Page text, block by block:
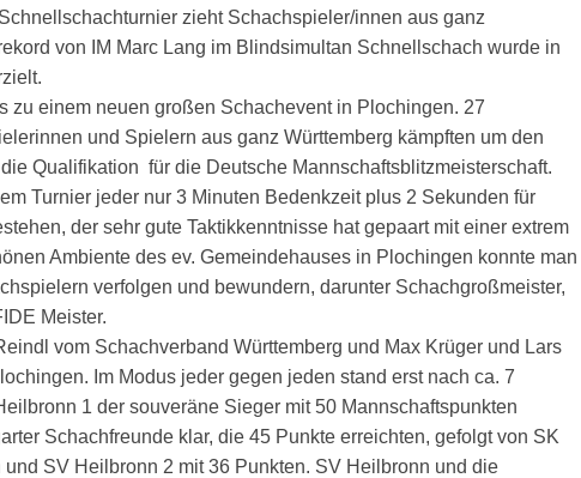
zieht Schachspieler/innen aus ganz
von IM Marc Lang im Blindsimultan Schnellschach wurde in
zu einem neuen großen Schachevent in Plochingen. 27
und Spielern aus ganz Württemberg kämpften um den
Qualifikation für die Deutsche Mannschaftsblitzmeisterschaft.
Turnier jeder nur 3 Minuten Bedenkzeit plus 2 Sekunden für
der sehr gute Taktikkenntnisse hat gepaart mit einer extrem
Ambiente des ev. Gemeindehauses in Plochingen konnte man
verfolgen und bewundern, darunter Schachgroßmeister,
Meister.
vom Schachverband Württemberg und Max Krüger und Lars
Im Modus jeder gegen jeden stand erst nach ca. 7
1 der souveräne Sieger mit 50 Mannschaftspunkten
Schachfreunde klar, die 45 Punkte erreichten, gefolgt von SK
SV Heilbronn 2 mit 36 Punkten. SV Heilbronn und die